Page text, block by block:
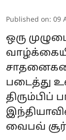
Published on: 09
ஒரு
படைத்து
வைபவ்